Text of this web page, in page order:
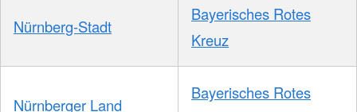
Nürnberg-Stadt
Bayerisches Rotes
Kreuz
Nürnberger Land
Bayerisches Rotes